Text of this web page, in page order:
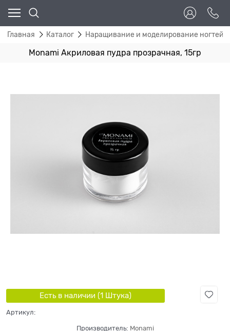
Главная Каталог Наращивание и моделирование ногтей
Monami Акриловая пудра прозрачная, 15гр
Есть в наличии (1 Штука)
Артикул:
Производитель: Monami